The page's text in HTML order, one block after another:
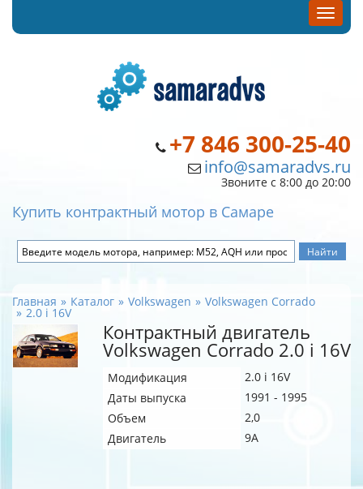
+7 846 300-25-40
info@samaradvs.ru
Звоните с 8:00 до 20:00
Купить контрактный мотор в Самаре
Главная Каталог Volkswagen Volkswagen Corrado
2.0 i 16V
Контрактный двигатель
Volkswagen Corrado 2.0 i 16V
Модификация
2.0 i 16V
Даты выпуска
1991 - 1995
Объем
2,0
Двигатель
9A